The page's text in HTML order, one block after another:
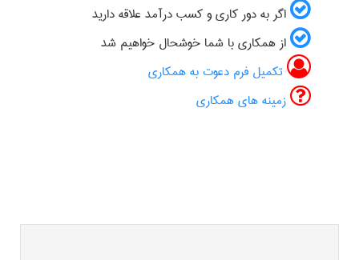
اگر به دور کاری و کسب درآمد علاقه دارید
از همکاری با شما خوشحال خواهیم شد
تکمیل فرم دعوت به همکاری
زمینه های همکاری